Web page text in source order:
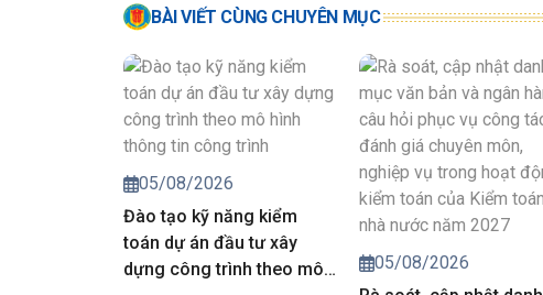
BÀI VIẾT CÙNG CHUYÊN MỤC
05/08/2026
Đào tạo kỹ năng kiểm
toán dự án đầu tư xây
dựng công trình theo mô
05/08/2026